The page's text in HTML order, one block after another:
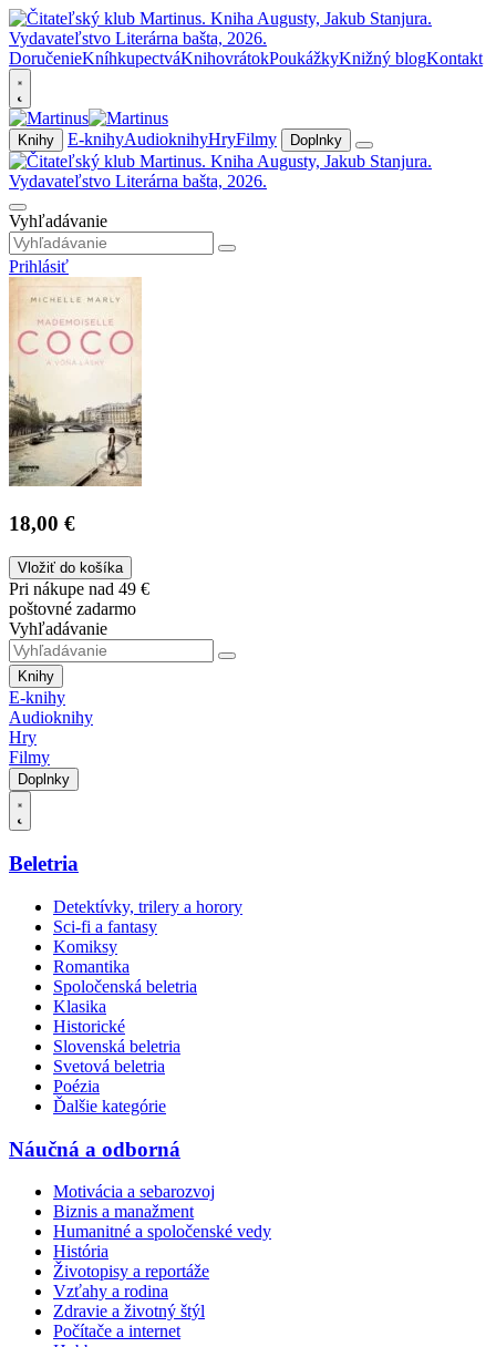
DoručenieKníhkupectváKnihovrátokPoukážkyKnižný blogKontakt
Knihy E-knihyAudioknihyHryFilmy Doplnky
Vyhľadávanie
Prihlásiť
18,00 €
Vložiť do košíka
Pri nákupe nad 49 €
poštovné zadarmo
Vyhľadávanie
Knihy
E-knihy
Audioknihy
Hry
Filmy
Doplnky
Beletria
Detektívky, trilery a horory
Sci-fi a fantasy
Komiksy
Romantika
Spoločenská beletria
Klasika
Historické
Slovenská beletria
Svetová beletria
Poézia
Ďalšie kategórie
Náučná a odborná
Motivácia a sebarozvoj
Biznis a manažment
Humanitné a spoločenské vedy
História
Životopisy a reportáže
Vzťahy a rodina
Zdravie a životný štýl
Počítače a internet